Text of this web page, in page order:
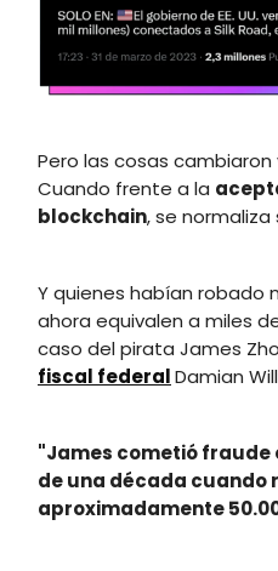
Pero las cosas
Cuando frente a la
blockchain, se normaliza
Y quienes habían robado
ahora equivalen a miles
caso del pirata James
fiscal federalDamian
"James cometió fraude
de una década cuando
aproximadamente